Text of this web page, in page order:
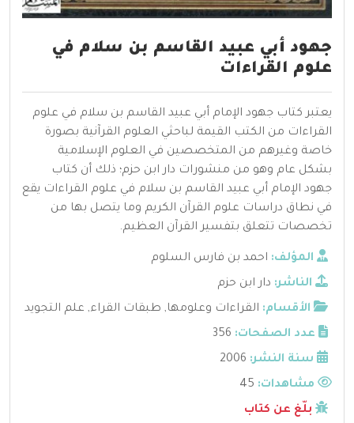
جهود أبي عبيد القاسم بن سلام في
علوم القراءات
يعتبر كتاب جهود الإمام أبي عبيد القاسم بن سلام في علوم
القراءات من الكتب القيمة لباحثي العلوم القرآنية بصورة
خاصة وغيرهم من المتخصصين في العلوم الإسلامية
بشكل عام وهو من منشورات دار ابن حزم؛ ذلك أن كتاب
جهود الإمام أبي عبيد القاسم بن سلام في علوم القراءات يقع
في نطاق دراسات علوم القرآن الكريم وما يتصل بها من
تخصصات تتعلق بتفسير القرآن العظيم.
المؤلف: احمد بن فارس السلوم
الناشر: دار ابن حزم
الأقسام: القراءات وعلومها, طبقات القراء, علم التجويد
عدد الصفحات: 356
سنة النشر: 2006
مشاهدات:
بلّغ عن كتاب